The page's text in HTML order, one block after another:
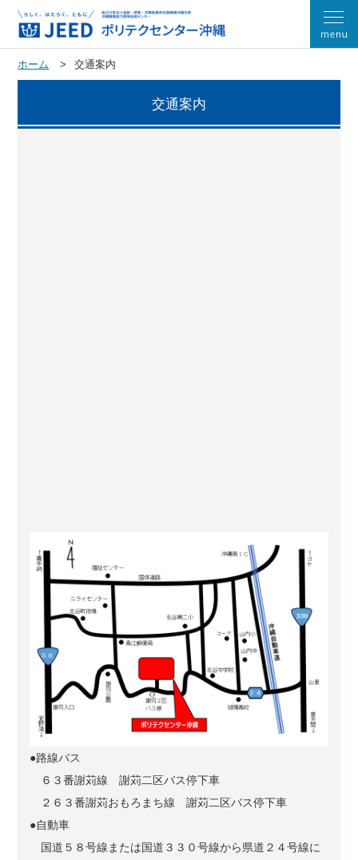
ホーム 交通案内
交通案内
●路線バス
６３番謝苅線 謝苅二区バス停下車
２６３番謝苅おもろまち線 謝苅二区バス停下車
●自動車
国道５８号線または国道３３０号線から県道２４号線に